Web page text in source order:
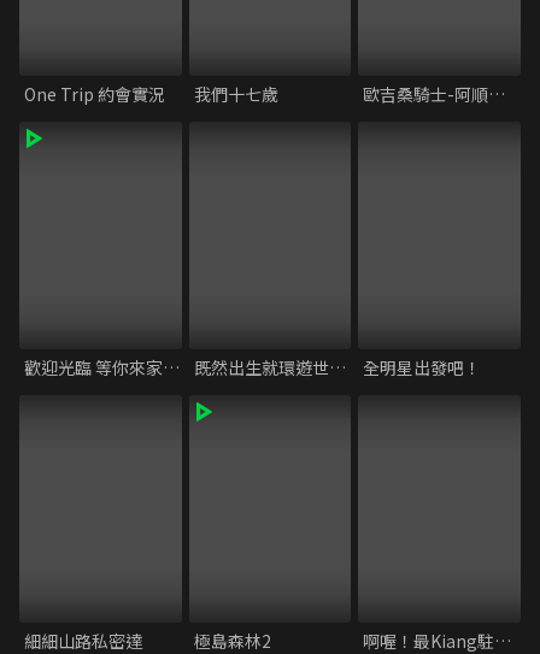
One Trip 約會實況 我們十七歲 歐吉桑騎士-阿順阿忠的中年危機
歡迎光臨 等你來家1 第二季 既然出生就環遊世界 S4 全明星出發吧！
細細山路私密達 極島森林2 啊喔！最Kiang駐村小隊